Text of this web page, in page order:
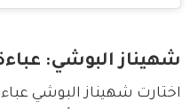
شهيناز البوشي:
اختارت شهيناز البوشي